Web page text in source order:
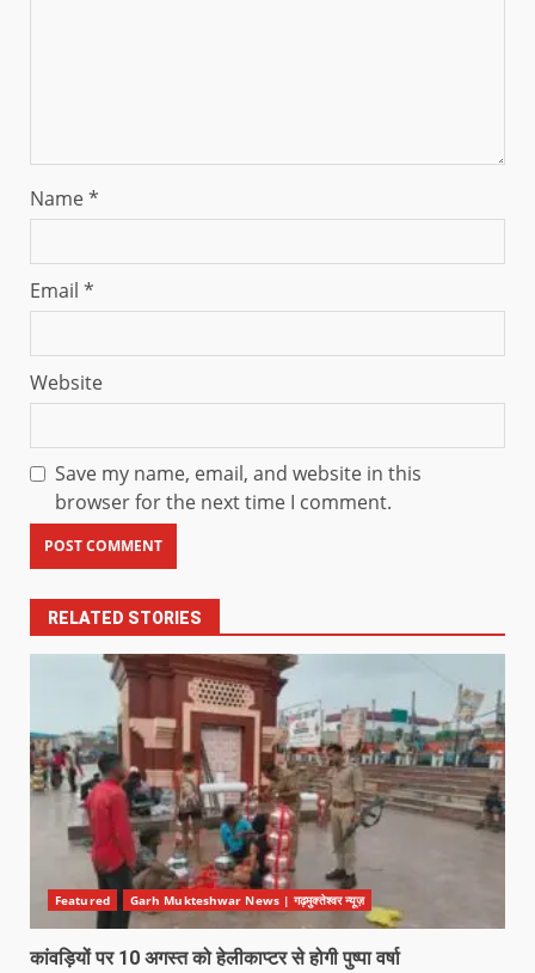
Name*
Email *
Website
Save my name, email, and website in this
browser for the next time I comment.
RELATED STORIES
Featured Garh Mukteshwar News | गढ़मुक्तेश्वर न्यूज़
कांवड़ियों पर 10 अगस्त को हेलीकाप्टर से होगी पुष्पा वर्षा